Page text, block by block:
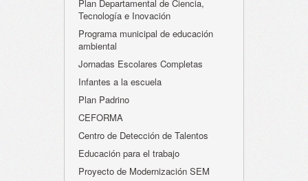
Plan Departamental de Ciencia,
Tecnología e Inovación
Programa municipal de educación
ambiental
Jornadas Escolares Completas
Infantes a la escuela
Plan Padrino
CEFORMA
Centro de Detección de Talentos
Educación para el trabajo
Proyecto de Modernización SEM